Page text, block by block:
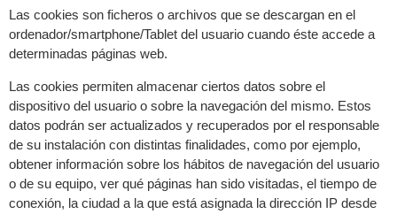
Las cookies son ficheros o archivos que se descargan en el
ordenador/smartphone/Tablet del usuario cuando éste accede a
determinadas páginas web.
Las cookies permiten almacenar ciertos datos sobre el
dispositivo del usuario o sobre la navegación del mismo. Estos
datos podrán ser actualizados y recuperados por el responsable
de su instalación con distintas finalidades, como por ejemplo,
obtener información sobre los hábitos de navegación del usuario
o de su equipo, ver qué páginas han sido visitadas, el tiempo de
conexión, la ciudad a la que está asignada la dirección IP desde